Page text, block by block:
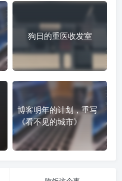
狗日的重医收发室
博客明年的计划，重写
《看不见的城市》